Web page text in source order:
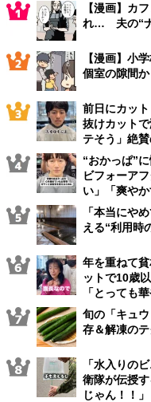
【漫画】カ
れ… 夫の“ナ
【漫画】小
個室の隙間
前日にカッ
抜けカット
テそう」絶
“おかっぱ”
ビフォーア
い」「爽や
「本当にや
える“利用時
年を重ねて
ットで10歳
「とっても華
旬の「キュ
存＆解凍の
「水入りの
衛隊が伝授
じゃん！！」